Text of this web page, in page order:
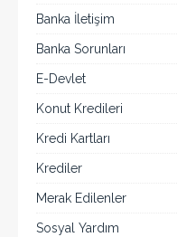
Banka İletişim
Banka Sorunları
E-Devlet
Konut Kredileri
Kredi Kartları
Krediler
Merak Edilenler
Sosyal Yardım